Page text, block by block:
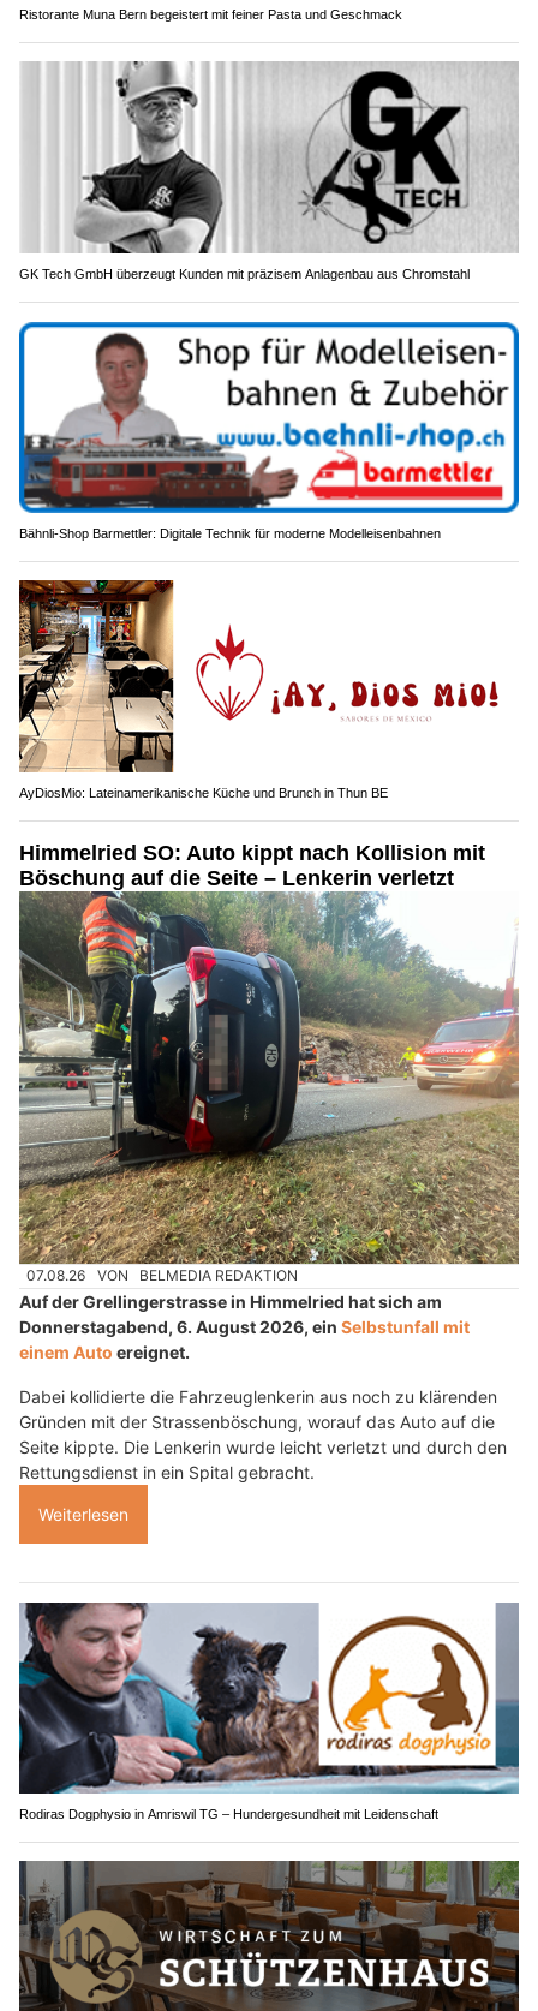
Ristorante Muna Bern begeistert mit feiner Pasta und Geschmack
GK Tech GmbH überzeugt Kunden mit präzisem Anlagenbau aus Chromstahl
Bähnli-Shop Barmettler: Digitale Technik für moderne Modelleisenbahnen
AyDiosMio: Lateinamerikanische Küche und Brunch in Thun BE
Himmelried SO: Auto kippt nach Kollision mit
Böschung auf die Seite – Lenkerin verletzt
07.08.26 VON BELMEDIA REDAKTION
Auf der Grellingerstrasse in Himmelried hat sich am
Donnerstagabend, 6. August 2026, ein Selbstunfall mit
einem Auto ereignet.
Dabei kollidierte die Fahrzeuglenkerin aus noch zu klärenden
Gründen mit der Strassenböschung, worauf das Auto auf die
Seite kippte. Die Lenkerin wurde leicht verletzt und durch den
Rettungsdienst in ein Spital gebracht.
Weiterlesen
Rodiras Dogphysio in Amriswil TG – Hundergesundheit mit Leidenschaft